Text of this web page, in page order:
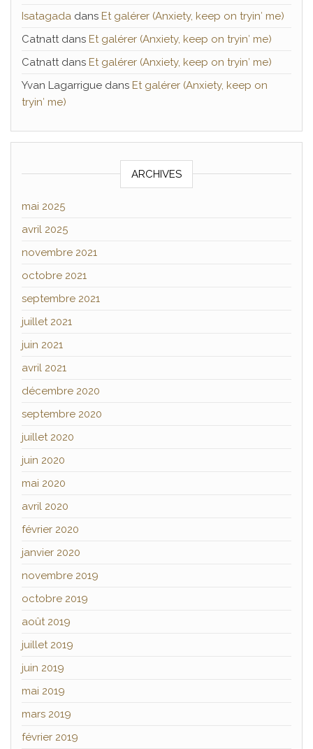
Isatagada dans Et galérer (Anxiety, keep on tryin′ me)
Catnattdans Et galérer (Anxiety, keep on tryin′ me)
Catnattdans Et galérer (Anxiety, keep on tryin′ me)
Yvan Lagarrigue dans Et galérer (Anxiety, keep on
tryin′ me)
ARCHIVES
mai 2025
avril 2025
novembre 2021
octobre 2021
septembre 2021
juillet 2021
juin 2021
avril 2021
décembre 2020
septembre 2020
juillet 2020
juin 2020
mai 2020
avril 2020
février 2020
janvier 2020
novembre 2019
octobre 2019
août 2019
juillet 2019
juin 2019
mai 2019
mars 2019
février 2019